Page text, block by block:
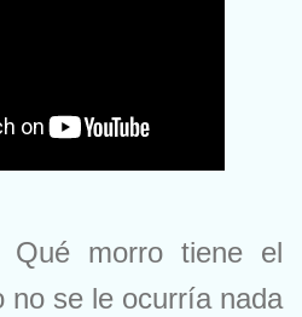
Qué morro tiene el
no se le ocurría nada